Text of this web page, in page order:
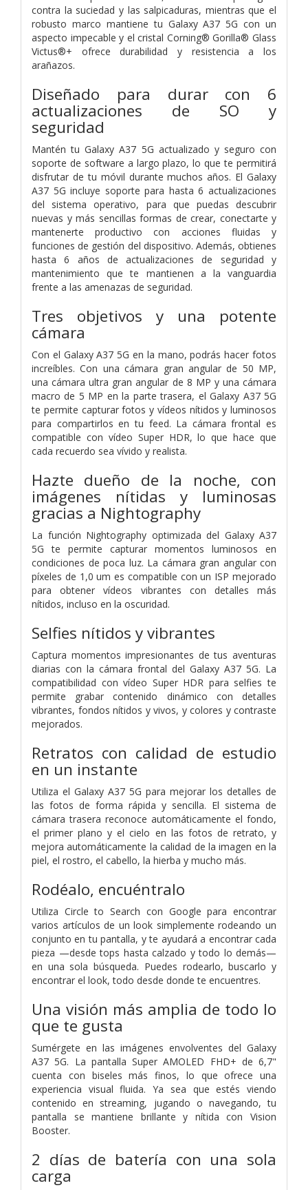
contra la suciedad y las salpicaduras, mientras que el
robusto marco mantiene tu Galaxy A37 5G con un
aspecto impecable y el cristal Corning® Gorilla® Glass
Victus®+ ofrece durabilidad y resistencia a los
arañazos.
Diseñado para durar con 6
actualizaciones de SO y
seguridad
Mantén tu Galaxy A37 5G actualizado y seguro con
soporte de software a largo plazo, lo que te permitirá
disfrutar de tu móvil durante muchos años. El Galaxy
A37 5G incluye soporte para hasta 6 actualizaciones
del sistema operativo, para que puedas descubrir
nuevas y más sencillas formas de crear, conectarte y
mantenerte productivo con acciones fluidas y
funciones de gestión del dispositivo. Además, obtienes
hasta 6 años de actualizaciones de seguridad y
mantenimiento que te mantienen a la vanguardia
frente a las amenazas de seguridad.
Tres objetivos y una potente
cámara
Con el Galaxy A37 5G en la mano, podrás hacer fotos
increíbles. Con una cámara gran angular de 50 MP,
una cámara ultra gran angular de 8 MP y una cámara
macro de 5 MP en la parte trasera, el Galaxy A37 5G
te permite capturar fotos y vídeos nítidos y luminosos
para compartirlos en tu feed. La cámara frontal es
compatible con vídeo Super HDR, lo que hace que
cada recuerdo sea vívido y realista.
Hazte dueño de la noche, con
imágenes nítidas y luminosas
gracias a Nightography
La función Nightography optimizada del Galaxy A37
5G te permite capturar momentos luminosos en
condiciones de poca luz. La cámara gran angular con
píxeles de 1,0 um es compatible con un ISP mejorado
para obtener vídeos vibrantes con detalles más
nítidos, incluso en la oscuridad.
Selfies nítidos y vibrantes
Captura momentos impresionantes de tus aventuras
diarias con la cámara frontal del Galaxy A37 5G. La
compatibilidad con vídeo Super HDR para selfies te
permite grabar contenido dinámico con detalles
vibrantes, fondos nítidos y vivos, y colores y contraste
mejorados.
Retratos con calidad de estudio
en un instante
Utiliza el Galaxy A37 5G para mejorar los detalles de
las fotos de forma rápida y sencilla. El sistema de
cámara trasera reconoce automáticamente el fondo,
el primer plano y el cielo en las fotos de retrato, y
mejora automáticamente la calidad de la imagen en la
piel, el rostro, el cabello, la hierba y mucho más.
Rodéalo, encuéntralo
Utiliza Circle to Search con Google para encontrar
varios artículos de un look simplemente rodeando un
conjunto en tu pantalla, y te ayudará a encontrar cada
pieza —desde tops hasta calzado y todo lo demás—
en una sola búsqueda. Puedes rodearlo, buscarlo y
encontrar el look, todo desde donde te encuentres.
Una visión más amplia de todo lo
que te gusta
Sumérgete en las imágenes envolventes del Galaxy
A37 5G. La pantalla Super AMOLED FHD+ de 6,7"
cuenta con biseles más finos, lo que ofrece una
experiencia visual fluida. Ya sea que estés viendo
contenido en streaming, jugando o navegando, tu
pantalla se mantiene brillante y nítida con Vision
Booster.
2 días de batería con una sola
carga